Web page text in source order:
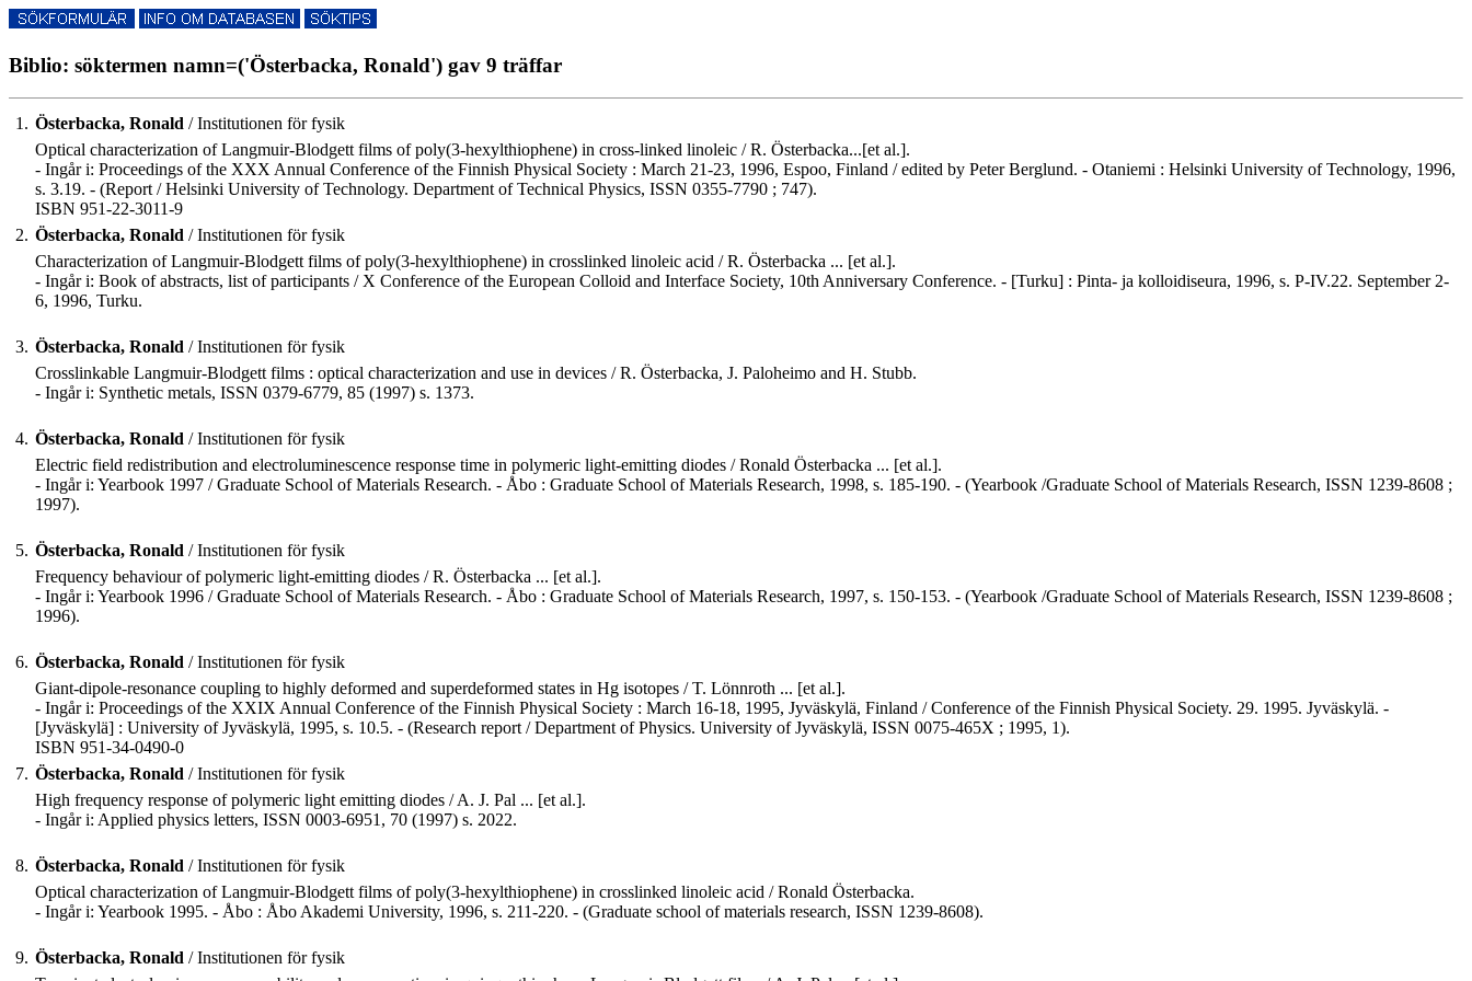
Biblio: söktermen namn=('Österbacka, Ronald') gav 9 träffar
1. Österbacka, Ronald / Institutionen för fysik
Optical characterization of Langmuir-Blodgett films of poly(3-hexylthiophene) in cross-linked linoleic / R. Österbacka...[et al.].
- Ingår i: Proceedings of the XXX Annual Conference of the Finnish Physical Society : March 21-23, 1996, Espoo, Finland / edited by Peter Berglund. - Otaniemi : Helsinki University of Technology, 1996,
s. 3.19. - (Report / Helsinki University of Technology. Department of Technical Physics, ISSN 0355-7790 ; 747).
ISBN 951-22-3011-9
2. Österbacka, Ronald / Institutionen för fysik
Characterization of Langmuir-Blodgett films of poly(3-hexylthiophene) in crosslinked linoleic acid / R. Österbacka ... [et al.].
- Ingår i: Book of abstracts, list of participants / X Conference of the European Colloid and Interface Society, 10th Anniversary Conference. - [Turku] : Pinta- ja kolloidiseura, 1996, s. P-IV.22. September 2-
6, 1996, Turku.
3. Österbacka, Ronald / Institutionen för fysik
Crosslinkable Langmuir-Blodgett films : optical characterization and use in devices / R. Österbacka, J. Paloheimo and H. Stubb.
- Ingår i: Synthetic metals, ISSN 0379-6779, 85 (1997) s. 1373.
4. Österbacka, Ronald / Institutionen för fysik
Electric field redistribution and electroluminescence response time in polymeric light-emitting diodes / Ronald Österbacka ... [et al.].
- Ingår i: Yearbook 1997 / Graduate School of Materials Research. - Åbo : Graduate School of Materials Research, 1998, s. 185-190. - (Yearbook /Graduate School of Materials Research, ISSN 1239-8608 ;
1997).
5. Österbacka, Ronald / Institutionen för fysik
Frequency behaviour of polymeric light-emitting diodes / R. Österbacka ... [et al.].
- Ingår i: Yearbook 1996 / Graduate School of Materials Research. - Åbo : Graduate School of Materials Research, 1997, s. 150-153. - (Yearbook /Graduate School of Materials Research, ISSN 1239-8608 ;
1996).
6. Österbacka, Ronald / Institutionen för fysik
Giant-dipole-resonance coupling to highly deformed and superdeformed states in Hg isotopes / T. Lönnroth ... [et al.].
- Ingår i: Proceedings of the XXIX Annual Conference of the Finnish Physical Society : March 16-18, 1995, Jyväskylä, Finland / Conference of the Finnish Physical Society. 29. 1995. Jyväskylä. -
[Jyväskylä] : University of Jyväskylä, 1995, s. 10.5. - (Research report / Department of Physics. University of Jyväskylä, ISSN 0075-465X ; 1995, 1).
ISBN 951-34-0490-0
7. Österbacka, Ronald / Institutionen för fysik
High frequency response of polymeric light emitting diodes / A. J. Pal ... [et al.].
- Ingår i: Applied physics letters, ISSN 0003-6951, 70 (1997) s. 2022.
8. Österbacka, Ronald / Institutionen för fysik
Optical characterization of Langmuir-Blodgett films of poly(3-hexylthiophene) in crosslinked linoleic acid / Ronald Österbacka.
- Ingår i: Yearbook 1995. - Åbo : Åbo Akademi University, 1996, s. 211-220. - (Graduate school of materials research, ISSN 1239-8608).
9. Österbacka, Ronald / Institutionen för fysik